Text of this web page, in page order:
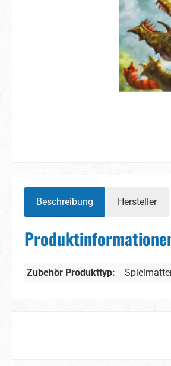
Beschreibung Hersteller
Zubehör Produkttyp: